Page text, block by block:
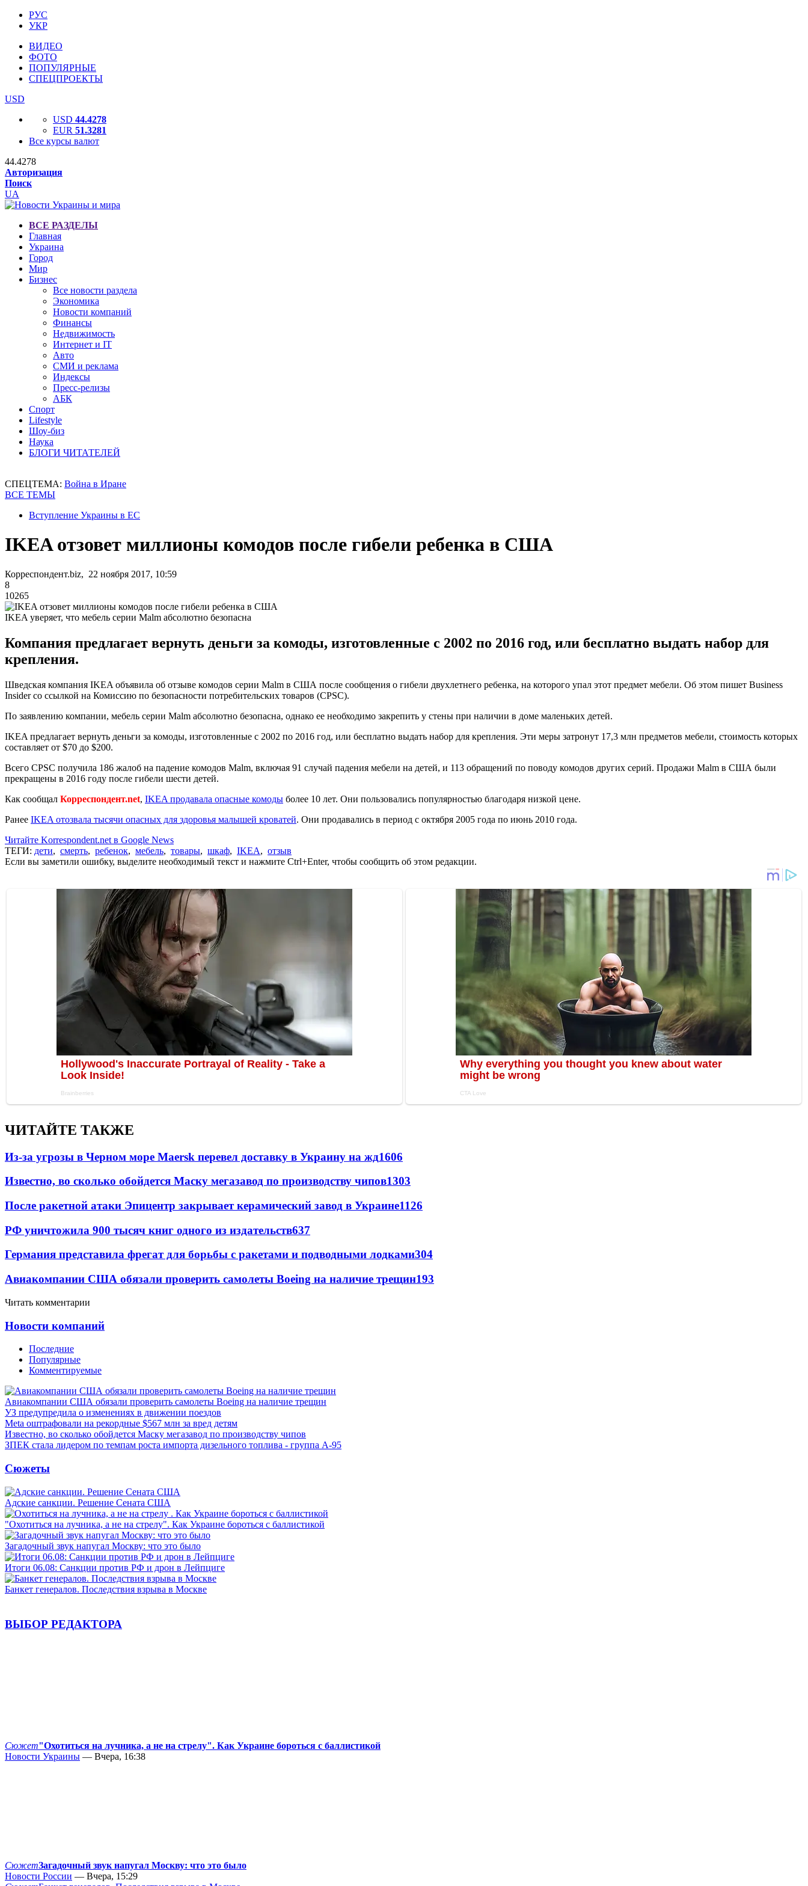
РУС
УКР
ВИДЕО
ФОТО
ПОПУЛЯРНЫЕ
СПЕЦПРОЕКТЫ
USD
USD 44.4278
EUR 51.3281
Все курсы валют
44.4278
Авторизация
Поиск
UA
ВСЕ РАЗДЕЛЫ
Главная
Украина
Город
Мир
Бизнес
Все новости раздела
Экономика
Новости компаний
Финансы
Недвижимость
Интернет и IT
Авто
СМИ и реклама
Индексы
Пресс-релизы
АБК
Спорт
Lifestyle
Шоу-биз
Наука
БЛОГИ ЧИТАТЕЛЕЙ
СПЕЦТЕМА: Война в Иране
ВСЕ ТЕМЫ
Вступление Украины в ЕС
IKEA отзовет миллионы комодов после гибели ребенка в США
Корреспондент.biz, 22 ноября 2017, 10:59
8
10265
IKEA уверяет, что мебель серии Malm абсолютно безопасна
Компания предлагает вернуть деньги за комоды, изготовленные с 2002 по 2016 год, или бесплатно выдать набор для
крепления.
Шведская компания IKEA объявила об отзыве комодов серии Malm в США после сообщения о гибели двухлетнего ребенка, на которого упал этот предмет мебели. Об этом пишет Business
Insider со ссылкой на Комиссию по безопасности потребительских товаров (CPSC).
По заявлению компании, мебель серии Malm абсолютно безопасна, однако ее необходимо закрепить у стены при наличии в доме маленьких детей.
IKEA предлагает вернуть деньги за комоды, изготовленные с 2002 по 2016 год, или бесплатно выдать набор для крепления. Эти меры затронут 17,3 млн предметов мебели, стоимость которых
составляет от $70 до $200.
Всего CPSC получила 186 жалоб на падение комодов Malm, включая 91 случай падения мебели на детей, и 113 обращений по поводу комодов других серий. Продажи Malm в США были
прекращены в 2016 году после гибели шести детей.
Как сообщал Корреспондент.net, IKEA продавала опасные комоды более 10 лет. Они пользовались популярностью благодаря низкой цене.
Ранее IKEA отозвала тысячи опасных для здоровья малышей кроватей. Они продавались в период с октября 2005 года по июнь 2010 года.
Читайте Korrespondent.net в Google News
ТЕГИ: дети, смерть, ребенок, мебель, товары, шкаф, IKEA, отзыв
Если вы заметили ошибку, выделите необходимый текст и нажмите Ctrl+Enter, чтобы сообщить об этом редакции.
ЧИТАЙТЕ ТАКЖЕ
Из-за угрозы в Черном море Maersk перевел доставку в Украину на жд1606
Известно, во сколько обойдется Маску мегазавод по производству чипов1303
После ракетной атаки Эпицентр закрывает керамический завод в Украине1126
РФ уничтожила 900 тысяч книг одного из издательств637
Германия представила фрегат для борьбы с ракетами и подводными лодками304
Авиакомпании США обязали проверить самолеты Boeing на наличие трещин193
Читать комментарии
Новости компаний
Последние
Популярные
Комментируемые
Авиакомпании США обязали проверить самолеты Boeing на наличие трещин
УЗ предупредила о изменениях в движении поездов
Meta оштрафовали на рекордные $567 млн за вред детям
Известно, во сколько обойдется Маску мегазавод по производству чипов
ЗПЕК стала лидером по темпам роста импорта дизельного топлива - группа А-95
Сюжеты
Адские санкции. Решение Сената США
"Охотиться на лучника, а не на стрелу". Как Украине бороться с баллистикой
Загадочный звук напугал Москву: что это было
Итоги 06.08: Санкции против РФ и дрон в Лейпциге
Банкет генералов. Последствия взрыва в Москве
ВЫБОР РЕДАКТОРА
Сюжет"Охотиться на лучника, а не на стрелу". Как Украине бороться с баллистикой
Новости Украины — Вчера, 16:38
СюжетЗагадочный звук напугал Москву: что это было
Новости России — Вчера, 15:29